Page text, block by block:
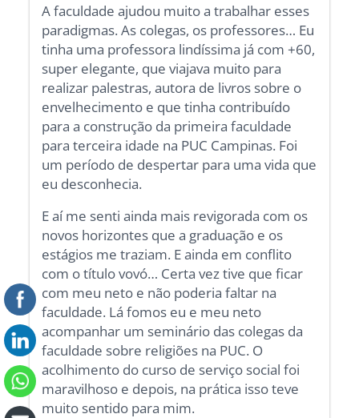
A faculdade ajudou muito a trabalhar esses
paradigmas. As colegas, os professores… Eu
tinha uma professora lindíssima já com +60,
super elegante, que viajava muito para
realizar palestras, autora de livros sobre o
envelhecimento e que tinha contribuído
para a construção da primeira faculdade
para terceira idade na PUC Campinas. Foi
um período de despertar para uma vida que
eu desconhecia.
E aí me senti ainda mais revigorada com os
novos horizontes que a graduação e os
estágios me traziam. E ainda em conflito
com o título vovó… Certa vez tive que ficar
com meu neto e não poderia faltar na
faculdade. Lá fomos eu e meu neto
acompanhar um seminário das colegas da
faculdade sobre religiões na PUC. O
acolhimento do curso de serviço social foi
maravilhoso e depois, na prática isso teve
muito sentido para mim.